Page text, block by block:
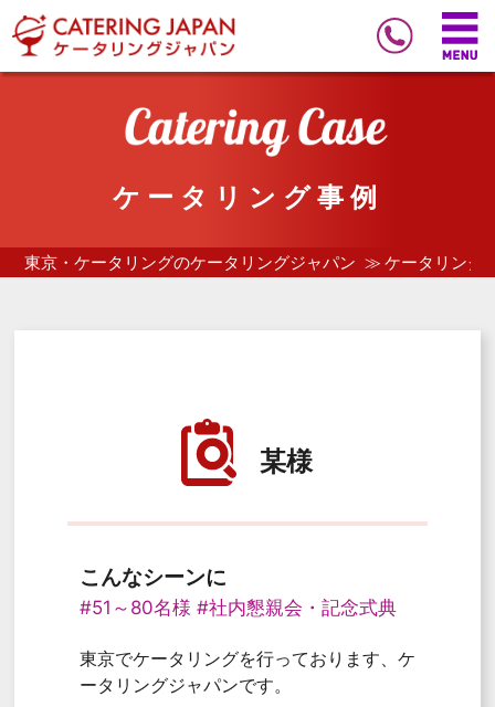
ケータリング事例
東京・ケータリングのケータリングジャパン ケータリング
某様
こんなシーンに
#51～80名様 #社内懇親会・記念式典
東京でケータリングを行っております、ケ
ータリングジャパンです。